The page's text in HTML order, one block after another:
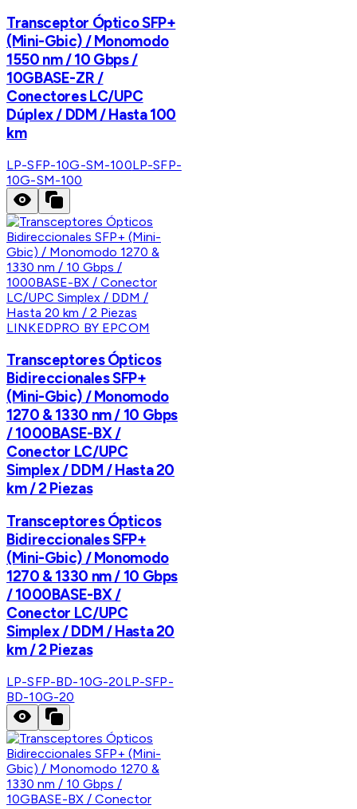
Transceptor Óptico SFP+
(Mini-Gbic) / Monomodo
1550 nm / 10 Gbps /
10GBASE-ZR /
Conectores LC/UPC
Dúplex / DDM / Hasta 100
km
LP-SFP-10G-SM-100LP-SFP-
10G-SM-100
LINKEDPRO BY EPCOM
Transceptores Ópticos
Bidireccionales SFP+
(Mini-Gbic) / Monomodo
1270 & 1330 nm / 10 Gbps
/ 1000BASE-BX /
Conector LC/UPC
Simplex / DDM / Hasta 20
km / 2 Piezas
Transceptores Ópticos
Bidireccionales SFP+
(Mini-Gbic) / Monomodo
1270 & 1330 nm / 10 Gbps
/ 1000BASE-BX /
Conector LC/UPC
Simplex / DDM / Hasta 20
km / 2 Piezas
LP-SFP-BD-10G-20LP-SFP-
BD-10G-20